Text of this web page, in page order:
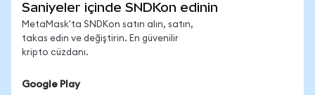
Saniyeler içinde SNDKon edinin
MetaMask'ta SNDKon satın alın, satın,
takas edin ve değiştirin. En güvenilir
kripto cüzdanı.
Google Play